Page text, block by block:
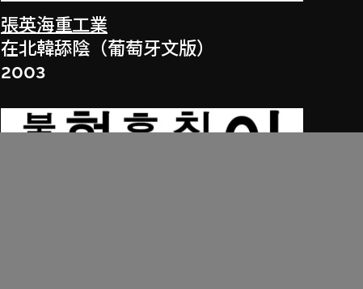
張英海重工業
在北韓舔陰（葡萄牙文版）
2003